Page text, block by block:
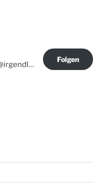
@irgendlink.de@irgendlink.de
Folgen